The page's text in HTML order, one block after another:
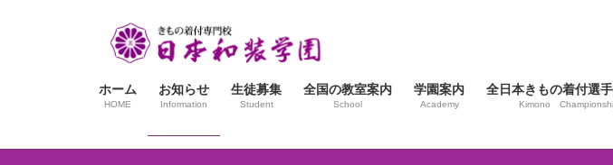
ホーム
HOME
お知らせ
Information
生徒募集
Student
全国の教室案内
School
学園案内
Academy
全日本きもの着付選
Kimono